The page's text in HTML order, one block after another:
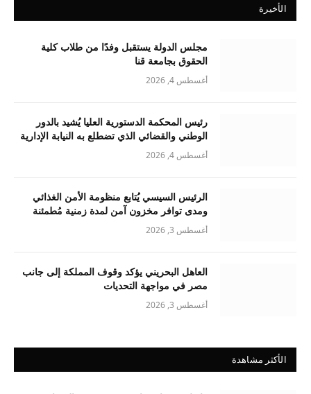
الأخيرة
مجلس الدولة يستقبل وفدًا من طلاب كلية
الحقوق بجامعة قنا
أغسطس 4, 2026
رئيس المحكمة الدستورية العليا يُشيد بالدور
الوطني والقضائي الذي تضطلع به النيابة الإدارية
أغسطس 4, 2026
الرئيس السيسي يُتابع منظومة الأمن الغذائي
ومدى توافر مخزون آمن لمدة زمنية مُطمئنة
أغسطس 3, 2026
العاهل البحريني يؤكد وقوف المملكة إلى جانب
مصر في مواجهة التحديات
أغسطس 3, 2026
الأكثر مشاهدة